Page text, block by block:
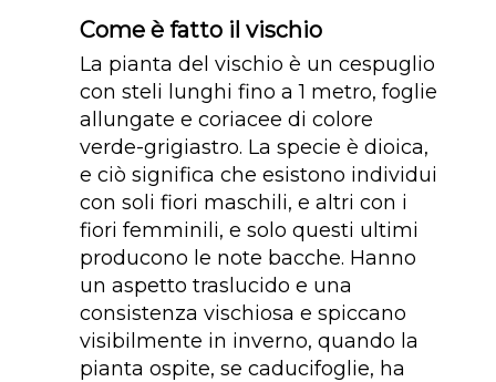
Come è fatto il vischio
La pianta del vischio è un cespuglio
con steli lunghi fino a 1 metro, foglie
allungate e coriacee di colore
verde-grigiastro. La specie è dioica,
e ciò significa che esistono individui
con soli fiori maschili, e altri con i
fiori femminili, e solo questi ultimi
producono le note bacche. Hanno
un aspetto traslucido e una
consistenza vischiosa e spiccano
visibilmente in inverno, quando la
pianta ospite, se caducifoglie, ha